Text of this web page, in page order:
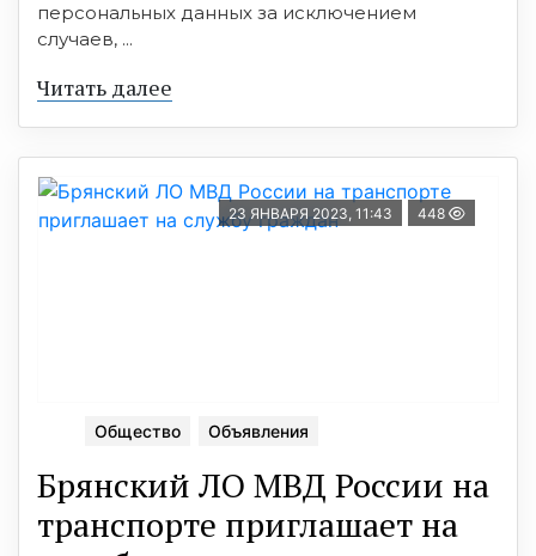
персональных данных за исключением
случаев, ...
Читать далее
23 ЯНВАРЯ 2023, 11:43 448
Общество Объявления
Брянский ЛО МВД России на
транспорте приглашает на